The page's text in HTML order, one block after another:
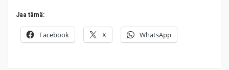
Jaa tämä:
Facebook X WhatsApp